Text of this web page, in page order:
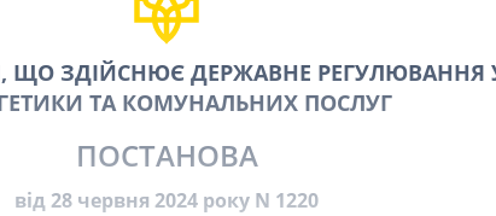
ЩО ЗДІЙСНЮЄ ДЕРЖАВНЕ РЕГУЛЮВАННЯ
ТА КОМУНАЛЬНИХ ПОСЛУГ
ПОСТАНОВА
від 28 червня 2024 року N 1220